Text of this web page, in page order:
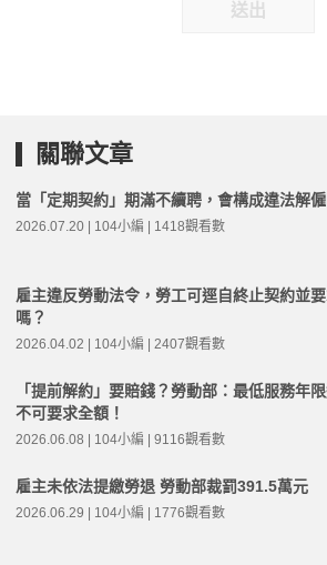
送出
關聯文章
當「定期契約」期滿不續聘，會構成違法解僱
2026.07.20 | 104小編 | 1418觀看數
雇主違反勞動法令，勞工可逕自終止契約並
嗎？
2026.04.02 | 104小編 | 2407觀看數
「提前解約」要賠錢？勞動部：最低服務年限
不可要求全額！
2026.06.08 | 104小編 | 9116觀看數
雇主未依法提繳勞退 勞動部裁罰391.5萬元
2026.06.29 | 104小編 | 1776觀看數